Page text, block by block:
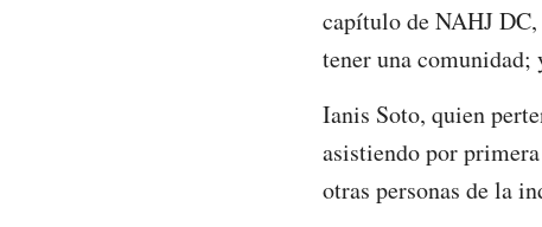
capítulo de NAHJ
tener una comunidad;
Ianis Soto, quien
asistiendo por
otras personas de la